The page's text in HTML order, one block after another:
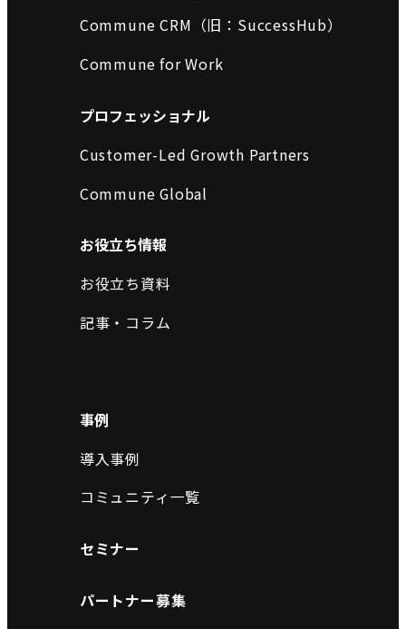
Commune CRM（旧：SuccessHub）
Commune for Work
プロフェッショナル
Customer-Led Growth Partners
Commune Global
お役立ち情報
お役立ち資料
記事・コラム
事例
導入事例
コミュニティ一覧
セミナー
パートナー募集